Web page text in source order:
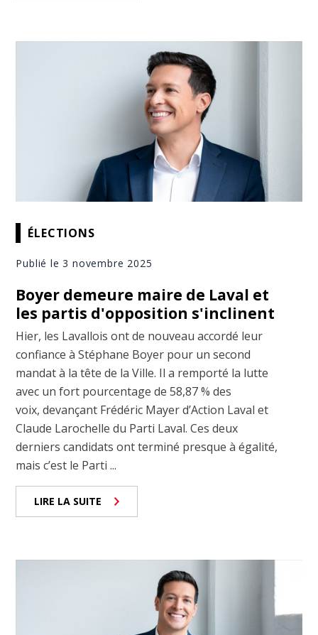
ÉLECTIONS
Publié le 3 novembre 2025
Boyer demeure maire de Laval et
les partis d'opposition s'inclinent
Hier, les Lavallois ont de nouveau accordé leur
confiance à Stéphane Boyer pour un second
mandat à la tête de la Ville. Il a remporté la lutte
avec un fort pourcentage de 58,87 % des
voix, devançant Frédéric Mayer d’Action Laval et
Claude Larochelle du Parti Laval. Ces deux
derniers candidats ont terminé presque à égalité,
mais c’est le Parti ...
LIRE LA SUITE